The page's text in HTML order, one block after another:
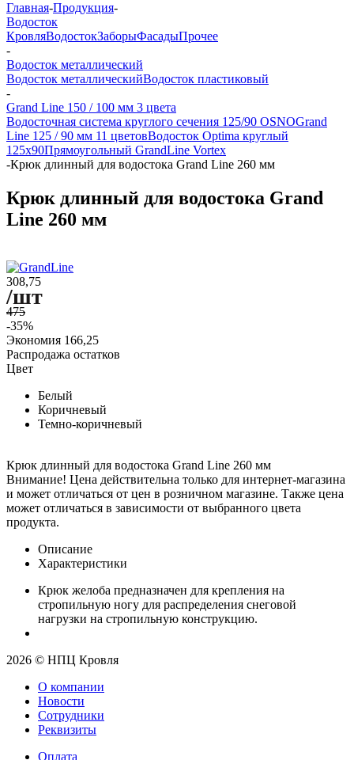
Главная-Продукция-
Водосток
КровляВодостокЗаборыФасадыПрочее
-
Водосток металлический
Водосток металлическийВодосток пластиковый
-
Grand Line 150 / 100 мм 3 цвета
Водосточная система круглого сечения 125/90 OSNOGrand
Line 125 / 90 мм 11 цветовВодосток Optima круглый
125x90Прямоугольный GrandLine Vortex
-Крюк длинный для водостока Grand Line 260 мм
Крюк длинный для водостока Grand
Line 260 мм
308,75
/шт
475
-35%
Экономия 166,25
Распродажа остатков
Цвет
Белый
Коричневый
Темно-коричневый
Крюк длинный для водостока Grand Line 260 мм
Внимание! Цена действительна только для интернет-магазина
и может отличаться от цен в розничном магазине. Также цена
может отличаться в зависимости от выбранного цвета
продукта.
Описание
Характеристики
Крюк желоба предназначен для крепления на
стропильную ногу для распределения снеговой
нагрузки на стропильную конструкцию.
2026 © НПЦ Кровля
О компании
Новости
Сотрудники
Реквизиты
Оплата